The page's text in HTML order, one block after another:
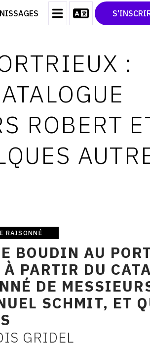
CONTACT
CGU
:
ROBERT
RAISONNÉ
BOUDIN AU
À PARTIR DU
DE
SCHMIT, ET
GRIDEL